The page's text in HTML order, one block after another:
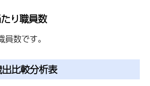
り職員数
数です。
比較分析表